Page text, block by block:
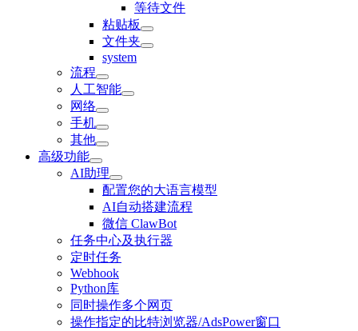
等待文件
粘贴板
文件夹
system
流程
人工智能
网络
手机
其他
高级功能
AI助理
配置您的大语言模型
AI自动搭建流程
微信 ClawBot
任务中心及执行器
定时任务
Webhook
Python库
同时操作多个网页
操作指定的比特浏览器/AdsPower窗口